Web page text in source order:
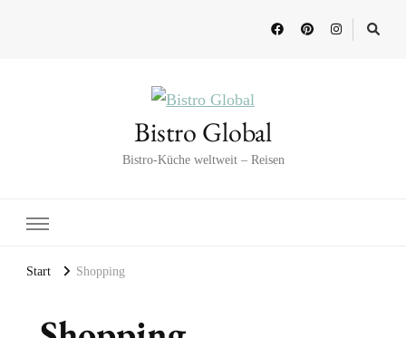
Bistro Global
Bistro-Küche weltweit – Reisen
Start Shopping